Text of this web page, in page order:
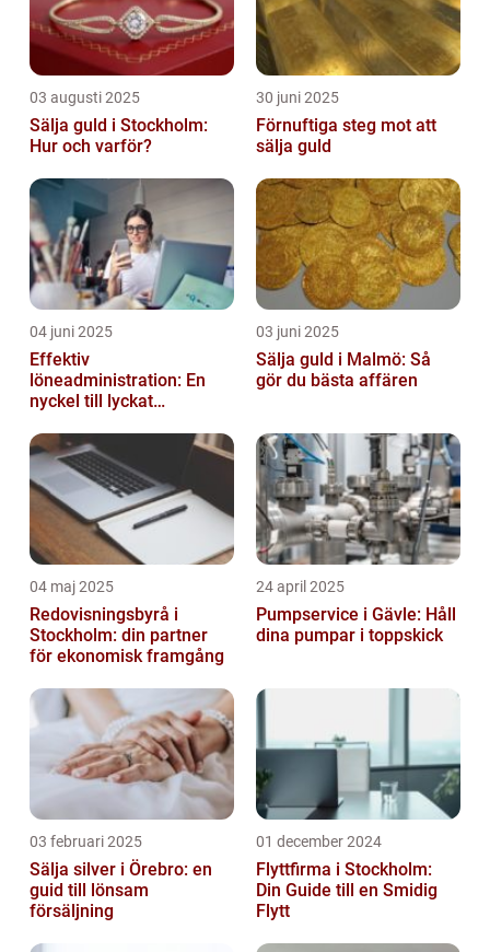
03 augusti 2025
Sälja guld i Stockholm:
Hur och varför?
30 juni 2025
Förnuftiga steg mot att
sälja guld
04 juni 2025
Effektiv
löneadministration: En
nyckel till lyckat
03 juni 2025
Sälja guld i Malmö: Så
gör du bästa affären
04 maj 2025
Redovisningsbyrå i
Stockholm: din partner
för ekonomisk framgång
24 april 2025
Pumpservice i Gävle: Håll
dina pumpar i toppskick
03 februari 2025
Sälja silver i Örebro: en
guid till lönsam
försäljning
01 december 2024
Flyttfirma i Stockholm:
Din Guide till en Smidig
Flytt